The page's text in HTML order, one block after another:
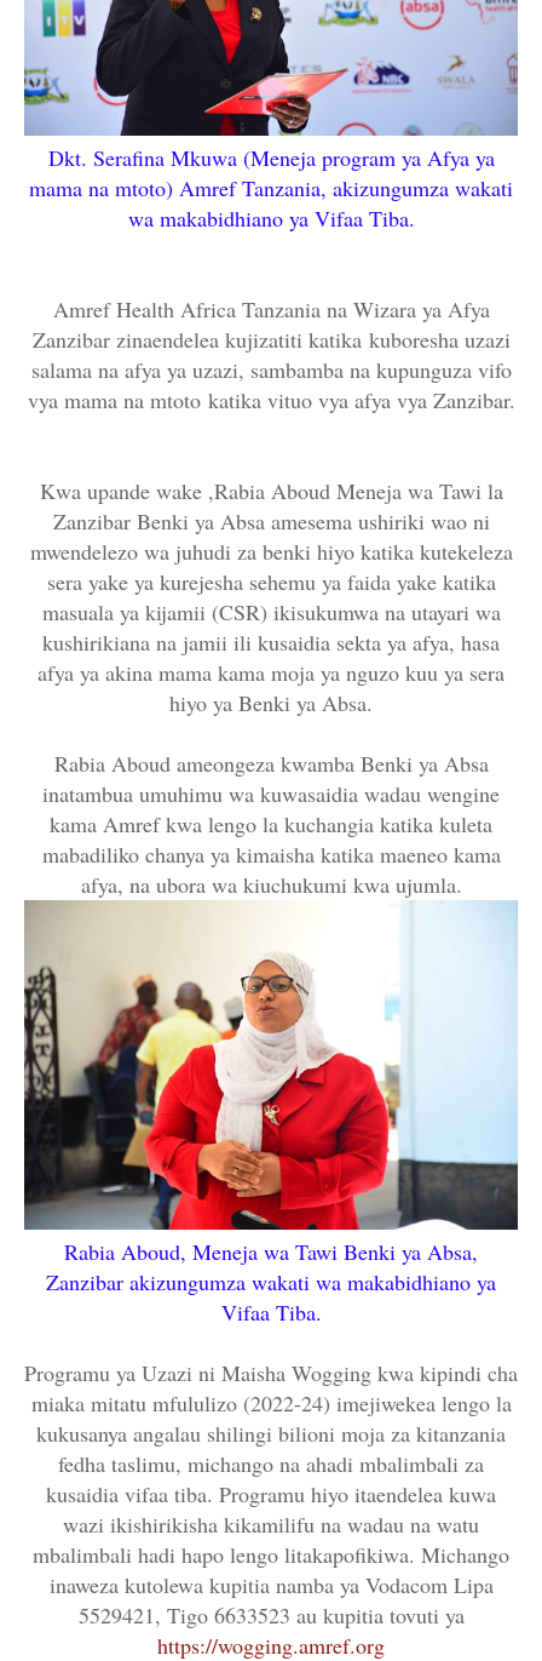
Dkt. Serafina Mkuwa (Meneja program ya Afya ya
mama na mtoto) Amref Tanzania, akizungumza wakati
wa makabidhiano ya Vifaa Tiba.
Amref Health Africa Tanzania na Wizara ya Afya
Zanzibar zinaendelea kujizatiti katika kuboresha uzazi
salama na afya ya uzazi, sambamba na kupunguza vifo
vya mama na mtoto katika vituo vya afya vya Zanzibar.
Kwa upande wake ,Rabia Aboud Meneja wa Tawi la
Zanzibar Benki ya Absa amesema ushiriki wao ni
mwendelezo wa juhudi za benki hiyo katika kutekeleza
sera yake ya kurejesha sehemu ya faida yake katika
masuala ya kijamii (CSR) ikisukumwa na utayari wa
kushirikiana na jamii ili kusaidia sekta ya afya, hasa
afya ya akina mama kama moja ya nguzo kuu ya sera
hiyo ya Benki ya Absa.
Rabia Aboud ameongeza kwamba Benki ya Absa
inatambua umuhimu wa kuwasaidia wadau wengine
kama Amref kwa lengo la kuchangia katika kuleta
mabadiliko chanya ya kimaisha katika maeneo kama
afya, na ubora wa kiuchukumi kwa ujumla.
Rabia Aboud, Meneja wa Tawi Benki ya Absa,
Zanzibar akizungumza wakati wa makabidhiano ya
Vifaa Tiba.
Programu ya Uzazi ni Maisha Wogging kwa kipindi cha
miaka mitatu mfululizo (2022-24) imejiwekea lengo la
kukusanya angalau shilingi bilioni moja za kitanzania
fedha taslimu, michango na ahadi mbalimbali za
kusaidia vifaa tiba. Programu hiyo itaendelea kuwa
wazi ikishirikisha kikamilifu na wadau na watu
mbalimbali hadi hapo lengo litakapofikiwa. Michango
inaweza kutolewa kupitia namba ya Vodacom Lipa
5529421, Tigo 6633523 au kupitia tovuti ya
https://wogging.amref.org